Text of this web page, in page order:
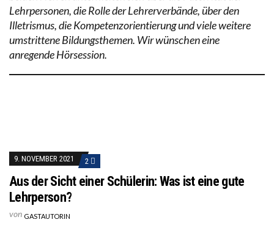
Lehrpersonen, die Rolle der Lehrerverbände, über den
Illetrismus, die Kompetenzorientierung und viele weitere
umstrittene Bildungsthemen. Wir wünschen eine
anregende Hörsession.
9. NOVEMBER 2021 2
Aus der Sicht einer Schülerin: Was ist eine gute
Lehrperson?
von GASTAUTORIN